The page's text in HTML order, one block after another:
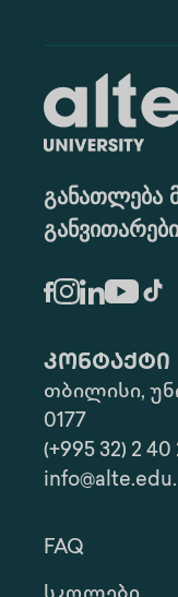
განათლება
კონტაქტი
თბილისი,
0177
(+995 32) 2
FAQ